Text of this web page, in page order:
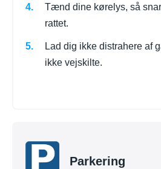
Tænd dine kørelys, så
rattet.
Lad dig ikke distrahere af
ikke vejskilte.
Parkering